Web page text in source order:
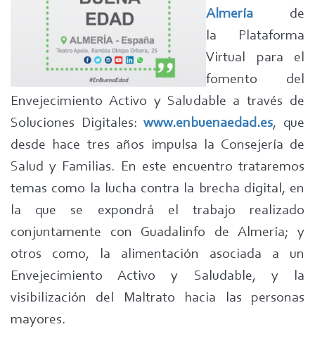
Almería de
la Plataforma
Virtual para el
fomento del
Envejecimiento Activo y Saludable a través de
Soluciones Digitales:www.enbuenaedad.es, que
desde hace tres años impulsa la Consejería de
Salud y Familias. En este encuentro trataremos
temas como la lucha contra la brecha digital, en
la que se expondrá el trabajo realizado
conjuntamente con Guadalinfo de Almería; y
otros como, la alimentación asociada a un
Envejecimiento Activo y Saludable, y la
visibilización del Maltrato hacia las personas
mayores.